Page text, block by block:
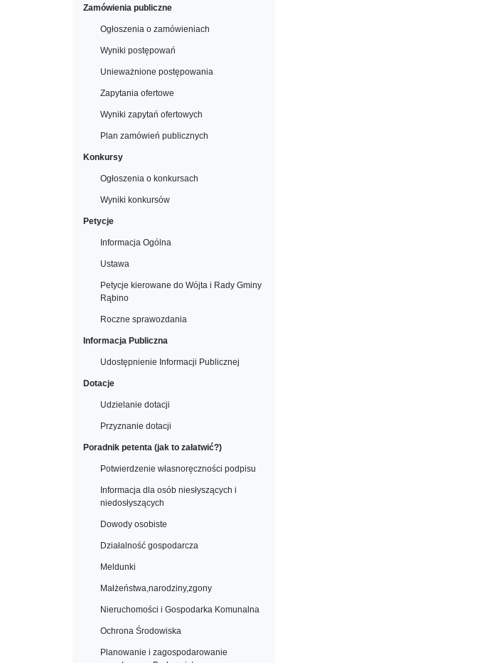
Zamówienia publiczne
Ogłoszenia o zamówieniach
Wyniki postępowań
Unieważnione postępowania
Zapytania ofertowe
Wyniki zapytań ofertowych
Plan zamówień publicznych
Konkursy
Ogłoszenia o konkursach
Wyniki konkursów
Petycje
Informacja Ogólna
Ustawa
Petycje kierowane do Wójta i Rady Gminy
Rąbino
Roczne sprawozdania
Informacja Publiczna
Udostępnienie Informacji Publicznej
Dotacje
Udzielanie dotacji
Przyznanie dotacji
Poradnik petenta (jak to załatwić?)
Potwierdzenie własnoręczności podpisu
Informacja dla osób niesłyszących i
niedosłyszących
Dowody osobiste
Działalność gospodarcza
Meldunki
Małżeństwa,narodziny,zgony
Nieruchomości i Gospodarka Komunalna
Ochrona Środowiska
Planowanie i zagospodarowanie